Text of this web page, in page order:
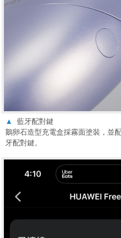
▲
藍牙配對鍵
鵝卵石造型充電盒採霧面塗裝，並
牙配對鍵。